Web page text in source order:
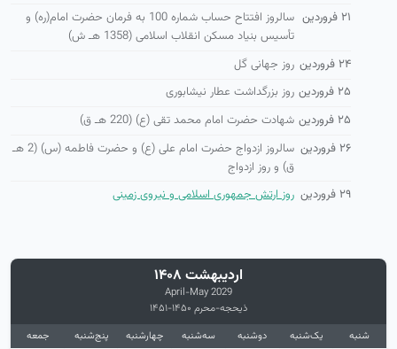
۲۱ فروردین
سالروز افتتاح حساب شماره 100 به فرمان حضرت امام(ره) و
تأسیس بنیاد مسكن انقلاب اسلامی (1358 هـ ش)
۲۴ فروردین
روز جهانی گل
۲۵ فروردین
روز بزرگداشت عطار نیشابوری
۲۵ فروردین
شهادت حضرت امام محمد تقی (ع) (220 هـ ق)
۲۶ فروردین
سالروز ازدواج حضرت امام علی (ع) و حضرت فاطمه (س) (2 هـ
ق) و روز ازدواج
۲۹ فروردین
روز ارتش جمهوری اسلامی و نیروی زمینی
اردیبهشت ۱۴۰۸
April-May 2029
ذیحجه-محرم ۱۴۵۰-۱۴۵۱
شنبه یک‌شنبه دوشنبه سه‌شنبه چهارشنبه پنج‌شنبه جمعه